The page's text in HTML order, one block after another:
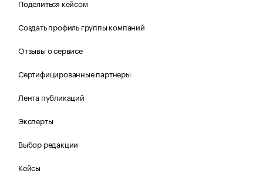
Поделиться кейсом
Создать профиль группы компаний
Отзывы о сервисе
Сертифицированные партнеры
Лента публикаций
Эксперты
Выбор редакции
Кейсы